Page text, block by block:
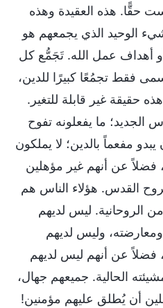
حقًّا. هذه العقيدة وهذه
الوحيد الذي يجمعهم هو
أهداف عمل الله. تَجَمُّع كل
فقط تجمُعًا كبيرًا للدين،
حقيقة غير قابلة للتغير.
ما يفعلونه تفوح
مفعماً بالدين؛ لا يملكون
عن أنهم غير مؤهلين
القدس. هؤلاء الناس هم
الروحانية. ليس لديهم
وليس لديهم
عن أنهم ليس لديهم
الحالية. جميعهم جهال،
أن يُطلق عليهم مؤمنين!